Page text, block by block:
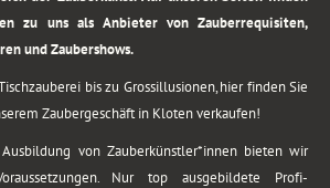
zu uns als Anbieter von Zauberrequisiten,
und Zaubershows.
bis zu Grossillusionen, hier finden Sie
Zaubergeschäft in Kloten verkaufen!
von Zauberkünstler*innen bieten wir
Nur top ausgebildete Profi-